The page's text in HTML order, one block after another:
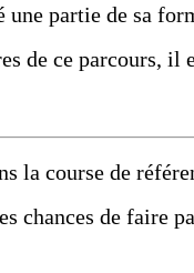
partie de sa
de ce parcours,
la course de
chances de faire